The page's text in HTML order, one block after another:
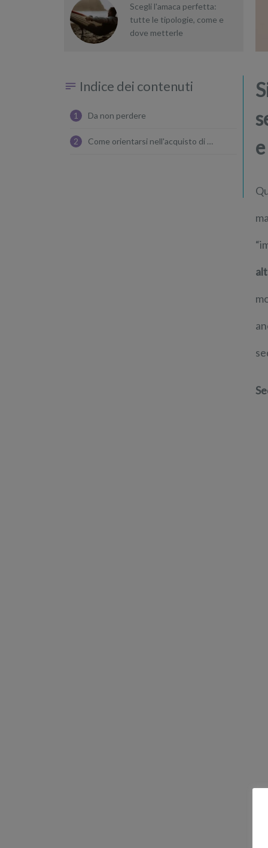
Scegli l'amaca perfetta:
tutte le tipologie, come e
dove metterle
Indice dei contenuti
1 Da non perdere
2 Come orientarsi nell'acquisto di una sedia